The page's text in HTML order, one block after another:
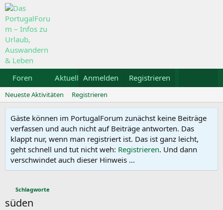
Foren Aktuelles Galerie Kalender
Anmelden Registrieren
Neueste Aktivitäten Registrieren
Gäste können im PortugalForum zunächst keine Beiträge
verfassen und auch nicht auf Beiträge antworten. Das
klappt nur, wenn man registriert ist. Das ist ganz leicht,
geht schnell und tut nicht weh: Registrieren. Und dann
verschwindet auch dieser Hinweis ...
Schlagworte
süden